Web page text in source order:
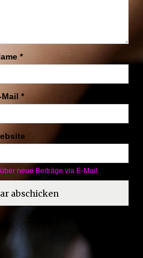
*
Mail *
neue Beiträge via E-Mail.